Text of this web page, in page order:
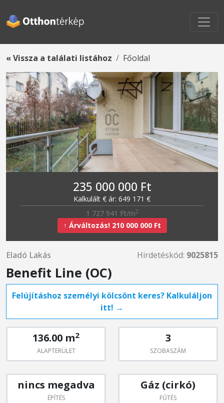
« Vissza a találati listához Főoldal
235 000 000 Ft
Kalkulált € ár: 649 171 €
1 727 941 Ft/m2
↑ Árváltozás! 210 000 000 Ft
Eladó Lakás Hirdetéskód: 9025815
Benefit Line (OC)
Felújításhoz személyi kölcsönt keres? Kalkuláljon
itt! →
136.00 m2
ALAPTERÜLET
3
SZOBASZÁM
nincs megadva
ÉPÍTÉS
Gáz (cirkó)
FŰTÉS